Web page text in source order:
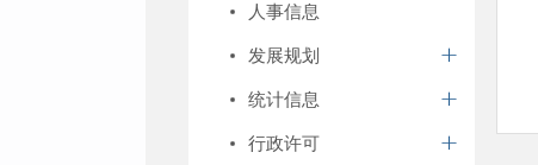
人事信息
发展规划
统计信息
行政许可